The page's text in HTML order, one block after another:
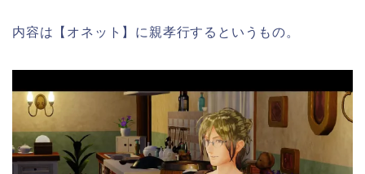
内容は【オネット】に親孝行するというもの。